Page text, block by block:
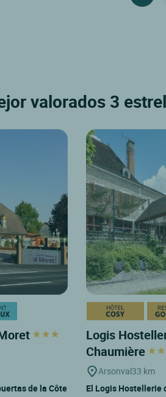
valorados 3
de la Côte
Logis
Chaumière
Arsonval33 km
El Logis Hostellerie